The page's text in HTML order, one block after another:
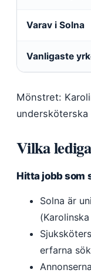
Varav i Solna
Vanligaste
Mönstret:
Vilka
Hitta jobb som
Solna är
erfarna